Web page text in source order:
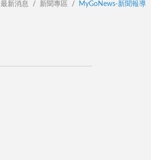
最新消息 新聞專區 MyGoNews-新聞報導